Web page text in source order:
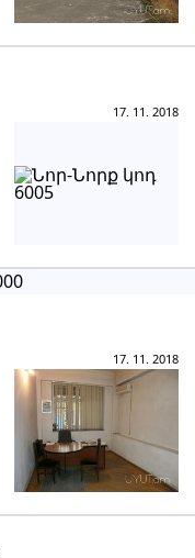
17. 11. 2018
17. 11. 2018